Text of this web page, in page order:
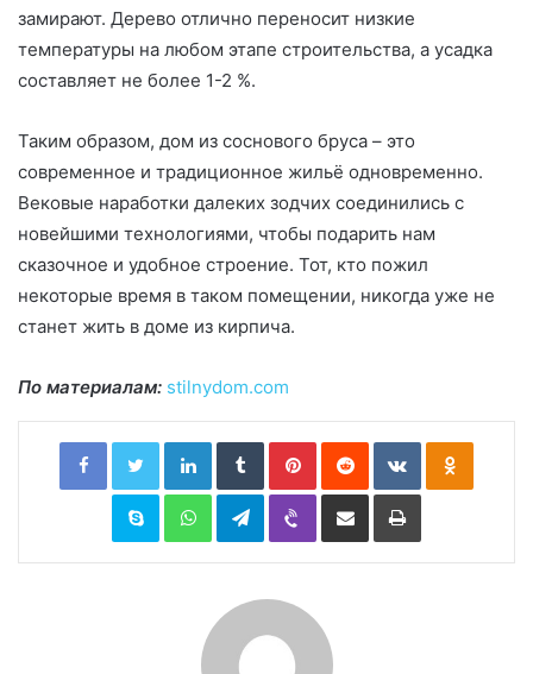
замирают. Дерево отлично переносит низкие
температуры на любом этапе строительства, а усадка
составляет не более 1-2 %.
Таким образом, дом из соснового бруса – это
современное и традиционное жильё одновременно.
Вековые наработки далеких зодчих соединились с
новейшими технологиями, чтобы подарить нам
сказочное и удобное строение. Тот, кто пожил
некоторые время в таком помещении, никогда уже не
станет жить в доме из кирпича.
По материалам: stilnydom.com
Facebook Twitter LinkedIn Tumblr Pinterest Reddit VKontakte
Skype WhatsApp Telegram Viber Print